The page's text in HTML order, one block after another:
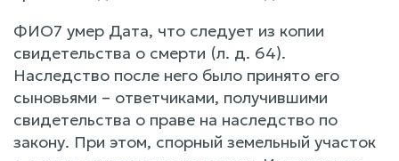
ФИО7 умер Дата, что следует из копии
свидетельства о смерти (л. д. 64).
Наследство после него было принято его
сыновьями – ответчиками, получившими
свидетельства о праве на наследство по
закону. При этом, спорный земельный участок